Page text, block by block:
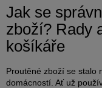
Jak se
zboží? Rady
košíkáře
Proutěné zboží se stalo
domácností. Ať už